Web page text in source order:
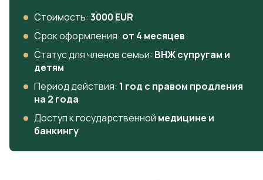
Стоимость: 3000 EUR
Срок оформления: от 4 месяцев
Статус для членов семьи: ВНЖ супругам и
детям
Период действия: 1 год с правом продления
на 2 года
Доступ к государственной медицине и
банкингу